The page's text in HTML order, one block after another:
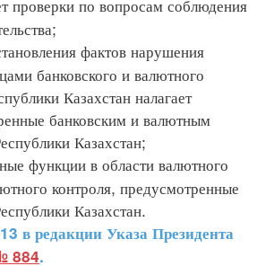
по вопросам соблюдения
фактов нарушения
банковского и валютного
Казахстан налагает
банковским и валютным
Казахстан;
функции в области валютного
контроля, предусмотренные
Казахстан.
в редакции Указа Президента
884.